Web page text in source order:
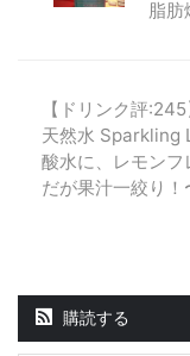
脂肪
【ドリンク評
天然水 Sparkling
酸水に、レモン
だが果汁一絞り！
購読する